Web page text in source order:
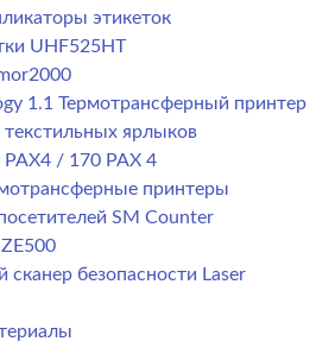
этикеток
UHF525HT
1.1 Термотрансферный принтер
текстильных ярлыков
PAX4 / 170 PAX 4
принтеры
SM Counter
сканер безопасности Laser